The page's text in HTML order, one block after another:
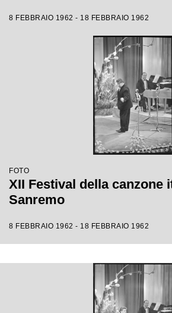
8 FEBBRAIO 1962 - 18 FEBBRAIO 1962
FOTO
XII Festival della canzone
Sanremo
8 FEBBRAIO 1962 - 18 FEBBRAIO 1962